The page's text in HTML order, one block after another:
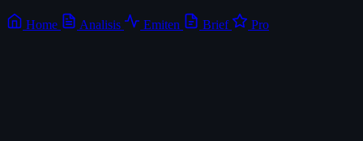
Home Analisis Emiten Brief Pro